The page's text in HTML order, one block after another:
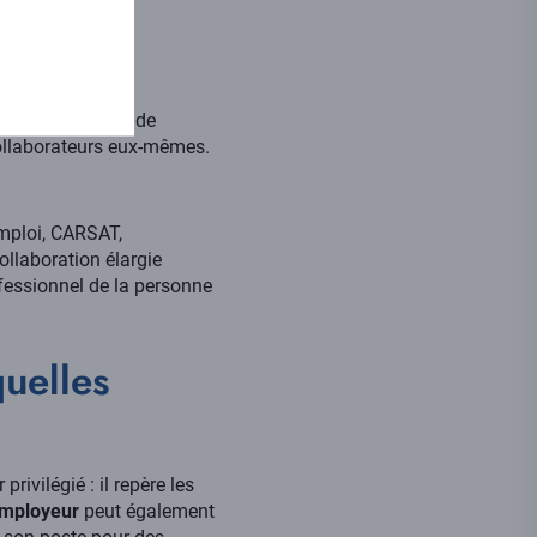
en contexte de
eux-mêmes.
CARSAT,
élargie
de la personne
privilégié : il repère les
peut également